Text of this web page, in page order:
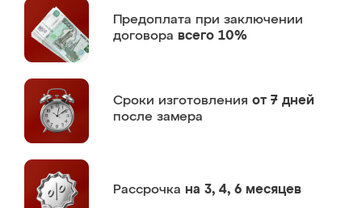
Предоплата при заключении
договора всего 10%
Сроки изготовления от 7 дней
после замера
Рассрочка на 3, 4, 6 месяцев